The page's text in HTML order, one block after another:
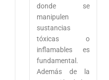
donde se
manipulen
sustancias
tóxicas o
inflamables es
fundamental.
Además de la